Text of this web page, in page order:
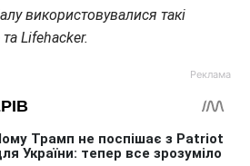
використовувалися такі
Lifehacker.